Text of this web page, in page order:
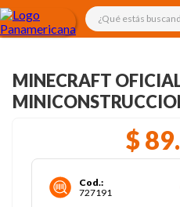
¿Qué estás
MINECRAFT
$ 89.
Cod.:
727191